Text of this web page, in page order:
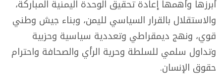
أبرزها وأهمها إعادة تحقيق الوحدة اليمنية المباركة،
والاستقلال بالقرار السياسي لليمن، وبناء جيش وطني
قوي، ونهج ديمقراطي وتعددية سياسية وحزبية
وتداول سلمي للسلطة وحرية الرأي والصحافة واحترام
حقوق الإنسان.